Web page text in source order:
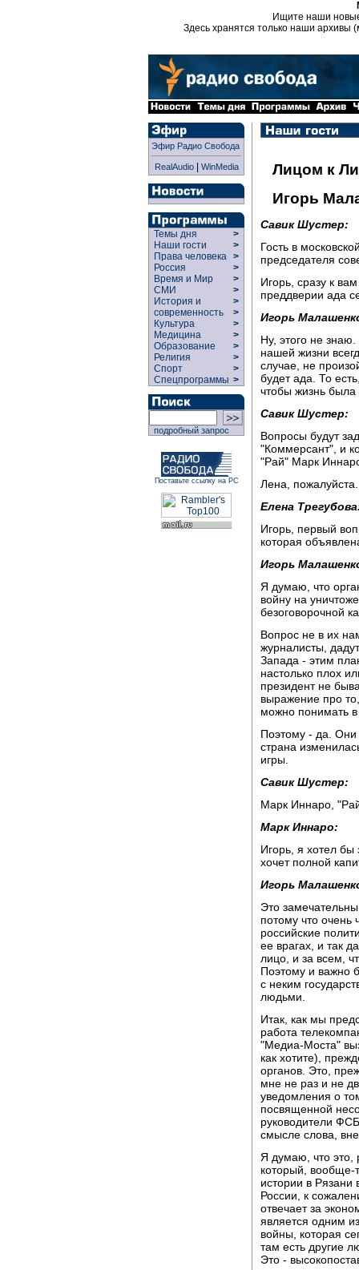
Ищите наши
Здесь хранятся только наши архивы
Эфир Радио Свобода
RealAudio| WinMedia
Темы дня
>
Наши гости
>
Права человека >
Россия
>
Время и Мир
>
СМИ
>
История и
современность
>
>
Культура
>
Медицина
>
Образование
>
Религия
>
Спорт
>
Спецпрограммы >
подробный запрос
Поставьте ссылку на РС
Лицом к
Игорь
Савик Шустер:
Гость в
председателя
Игорь, сразу к
преддверии ада
Игорь
Ну, этого не
нашей жизни
случае, не
будет ада. То
чтобы жизнь
Савик Шустер:
Вопросы будут
"Коммерсант", и
"Рай" Марк
Лена, пожалуйста.
Елена
Игорь, первый
которая
Игорь
Я думаю, что
войну на
безоговорочной
Вопрос не в их
журналисты,
Запада - этим
настолько плох
президент не
выражение про
можно понимать
Поэтому - да. Они
страна
игры.
Савик Шустер:
Марк Иннаро,
Марк Иннаро:
Игорь, я хотел бы
хочет полной
Игорь
Это
потому что
российские
ее врагах, и так
лицо, и за всем,
Поэтому и важно
с неким
людьми.
Итак, как мы
работа
"Медиа-Моста"
как хотите),
органов. Это,
мне не раз и не
уведомления о
посвященной
руководители
смысле слова, вне
Я думаю, что это,
который, вообще-
истории в Рязани
России, к
отвечает за
является одним
войны, которая
там есть другие
Это -